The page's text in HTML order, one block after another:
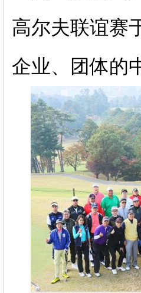
高尔夫联谊赛
企业、团体的